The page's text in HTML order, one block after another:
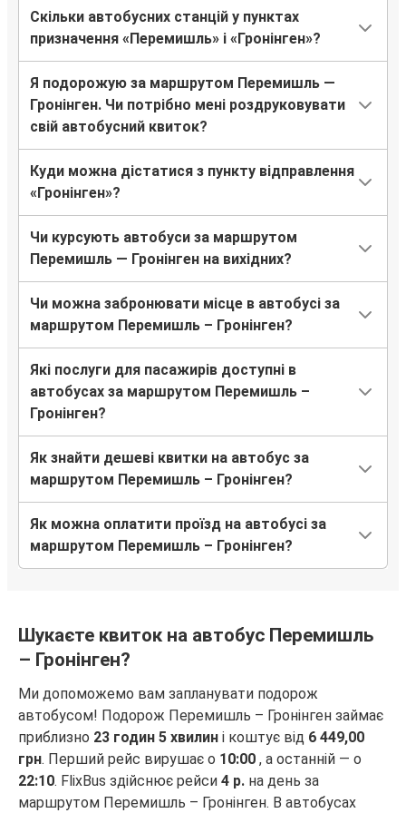
Скільки автобусних станцій у пунктах
призначення «Перемишль» і «Гронінген»?
Я подорожую за маршрутом Перемишль —
Гронінген. Чи потрібно мені роздруковувати
свій автобусний квиток?
Куди можна дістатися з пункту відправлення
«Гронінген»?
Чи курсують автобуси за маршрутом
Перемишль — Гронінген на вихідних?
Чи можна забронювати місце в автобусі за
маршрутом Перемишль – Гронінген?
Які послуги для пасажирів доступні в
автобусах за маршрутом Перемишль –
Гронінген?
Як знайти дешеві квитки на автобус за
маршрутом Перемишль – Гронінген?
Як можна оплатити проїзд на автобусі за
маршрутом Перемишль – Гронінген?
Шукаєте квиток на автобус Перемишль
– Гронінген?
Ми допоможемо вам запланувати подорож
автобусом! Подорож Перемишль – Гронінген займає
приблизно 23 годин 5 хвилин і коштує від 6 449,00
грн. Перший рейс вирушає о 10:00 , а останній — о
22:10. FlixBus здійснює рейси 4 р. на день за
маршрутом Перемишль – Гронінген. В автобусах